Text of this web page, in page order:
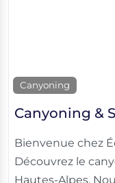
Canyoning
Bienvenue chez
Découvrez le
Hautes-Alpes.